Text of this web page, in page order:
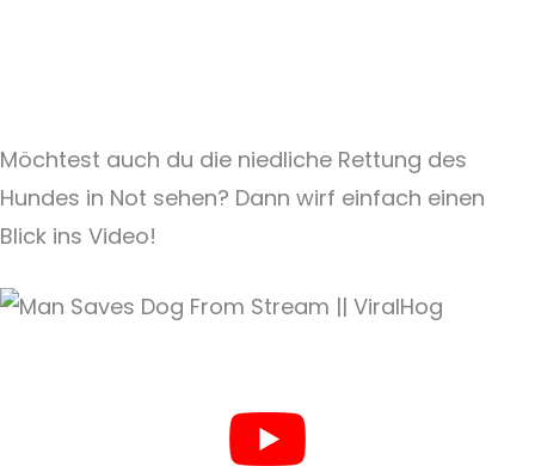
Möchtest auch du die niedliche Rettung des
Hundes in Not sehen? Dann wirf einfach einen
Blick ins Video!